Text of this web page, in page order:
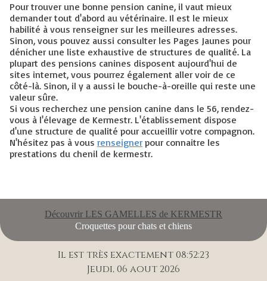
Pour trouver une bonne pension canine, il vaut mieux
demander tout d'abord au vétérinaire. Il est le mieux
habilité à vous renseigner sur les meilleures adresses.
Sinon, vous pouvez aussi consulter les Pages Jaunes pour
dénicher une liste exhaustive de structures de qualité. La
plupart des pensions canines disposent aujourd'hui de
sites internet, vous pourrez également aller voir de ce
côté-là. Sinon, il y a aussi le bouche-à-oreille qui reste une
valeur sûre.
Si vous recherchez une pension canine dans le 56, rendez-
vous à l'élevage de Kermestr. L'établissement dispose
d'une structure de qualité pour accueillir votre compagnon.
N'hésitez pas à vous renseigner pour connaitre les
prestations du chenil de kermestr.
Découvrir LES GAMELLES de KERMESTR
Croquettes pour chats et chiens
Il est très exactement 08:52:23
Jeudi, 06 aout 2026